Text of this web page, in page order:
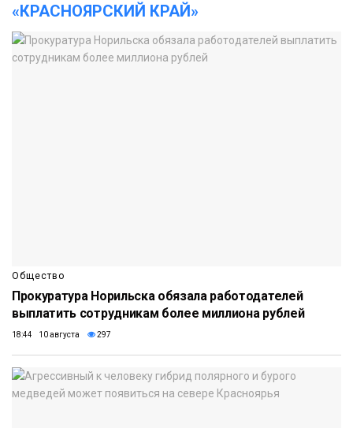
«КРАСНОЯРСКИЙ КРАЙ»
Общество
Прокуратура Норильска обязала работодателей
выплатить сотрудникам более миллиона рублей
18:44 10 августа 297